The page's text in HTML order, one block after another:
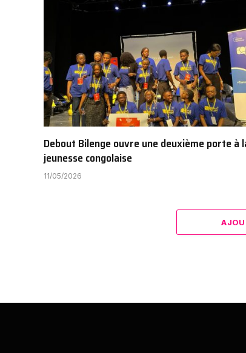
Debout Bilenge ouvre une deuxième porte à
jeunesse congolaise
11/05/2026